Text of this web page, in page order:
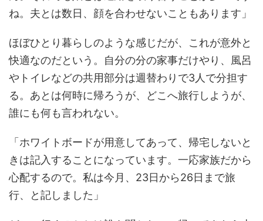
ね。夫とは数日、顔を合わせないこともあります」
ほぼひとり暮らしのような感じだが、これが意外と
快適なのだという。自分の分の家事だけやり、風呂
やトイレなどの共用部分は週替わりで3人で分担す
る。あとは何時に帰ろうが、どこへ旅行しようが、
誰にも何も言われない。
「ホワイトボードが用意してあって、帰宅しないと
きは記入することになっています。一応家族だから
心配するので。私は今月、23日から26日まで旅
行、と記しました」